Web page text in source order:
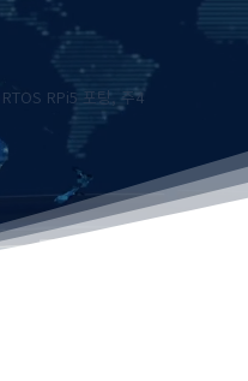
RPi5 포팅, 주4